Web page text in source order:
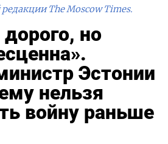
The Moscow Times.
дорого, но
Эстонии
нельзя
войну раньше